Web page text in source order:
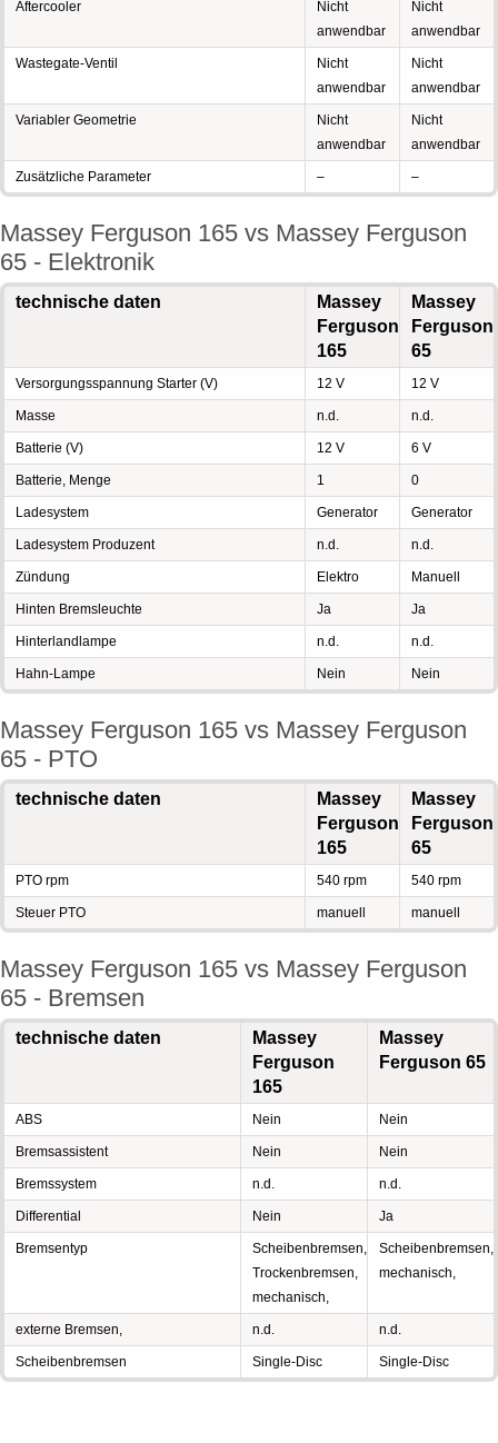
Aftercooler
Nicht
anwendbar
Nicht
anwendbar
Wastegate-Ventil
Nicht
anwendbar
Nicht
anwendbar
Variabler Geometrie
Nicht
anwendbar
Nicht
anwendbar
Zusätzliche Parameter – –
Massey Ferguson 165 vs Massey Ferguson
65 - Elektronik
technische daten
Massey
Ferguson
165
Massey
Ferguson
65
Versorgungsspannung Starter (V) 12 V 12 V
Masse n.d. n.d.
Batterie (V) 12 V 6 V
Batterie, Menge 1 0
Ladesystem Generator Generator
Ladesystem Produzent n.d. n.d.
Zündung Elektro Manuell
Hinten Bremsleuchte Ja Ja
Hinterlandlampe n.d. n.d.
Hahn-Lampe Nein Nein
Massey Ferguson 165 vs Massey Ferguson
65 - PTO
technische daten
Massey
Ferguson
165
Massey
Ferguson
65
PTO rpm 540 rpm 540 rpm
Steuer PTO manuell manuell
Massey Ferguson 165 vs Massey Ferguson
65 - Bremsen
technische daten
Massey
Ferguson
165
Massey
Ferguson 65
ABS Nein Nein
Bremsassistent Nein Nein
Bremssystem n.d. n.d.
Differential Nein Ja
Bremsentyp
Scheibenbremsen,
Trockenbremsen,
mechanisch,
Scheibenbremsen,
mechanisch,
externe Bremsen, n.d. n.d.
Scheibenbremsen Single-Disc Single-Disc